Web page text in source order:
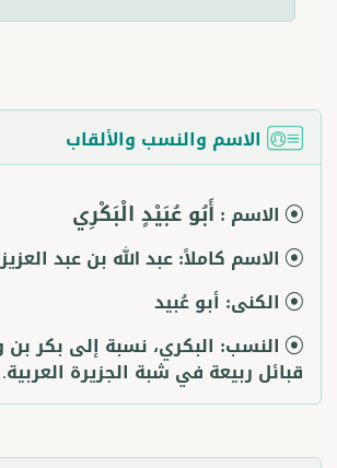
الاسم والنسب والألقاب
الاسم : أَبُو عُبَيْدٍ الْبَكْرِي
الاسم كاملاً:عبد الله بن عبد
الكنى: أبو عُبيد
النسب: البكري، نسبة إلى بكر بن
قبائل ربيعة في شبة الجزيرة العربية.